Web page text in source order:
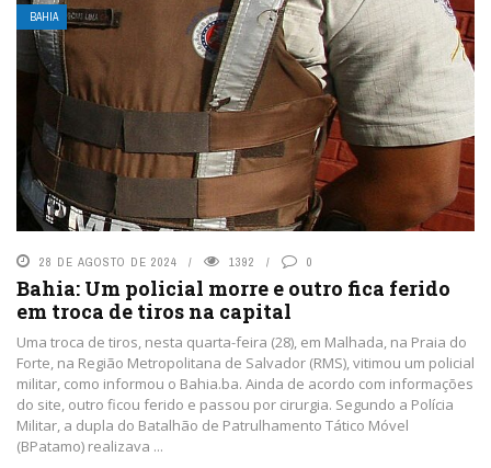
BAHIA
28 DE AGOSTO DE 2024 1392 0
Bahia: Um policial morre e outro fica ferido
em troca de tiros na capital
Uma troca de tiros, nesta quarta-feira (28), em Malhada, na Praia do
Forte, na Região Metropolitana de Salvador (RMS), vitimou um policial
militar, como informou o Bahia.ba. Ainda de acordo com informações
do site, outro ficou ferido e passou por cirurgia. Segundo a Polícia
Militar, a dupla do Batalhão de Patrulhamento Tático Móvel
(BPatamo) realizava ...